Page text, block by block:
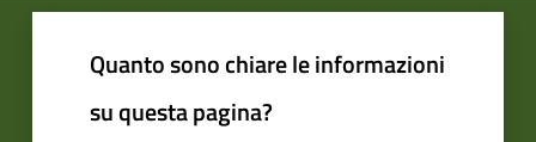
Quanto sono chiare le informazioni
su questa pagina?